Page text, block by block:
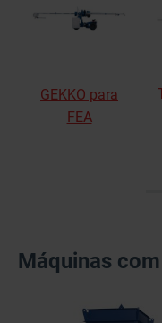
GEKKO para
FEA
Máquinas